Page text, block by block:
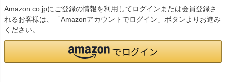
Amazon.co.jpにご登録の情報を利用してログインまたは会員登録さ
れるお客様は、「Amazonアカウントでログイン」ボタンよりお進み
ください。